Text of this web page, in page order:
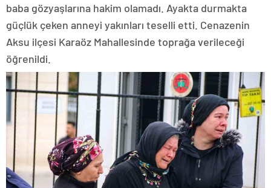
baba gözyaşlarına hakim olamadı. Ayakta durmakta
güçlük çeken anneyi yakınları teselli etti. Cenazenin
Aksu ilçesi Karaöz Mahallesinde toprağa verileceği
öğrenildi.